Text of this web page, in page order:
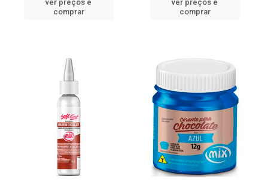
ver preços e
comprar
ver preços e
comprar